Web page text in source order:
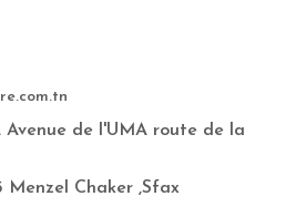
Avenue de l'UMA route de la
Menzel Chaker ,Sfax